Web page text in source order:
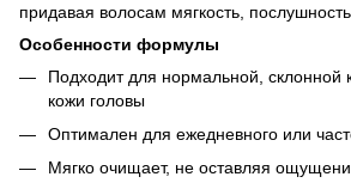
придавая волосам мягкость,
Особенности формулы
Подходит для нормальной, склонной
кожи головы
Оптимален для ежедневного или
Мягко очищает, не оставляя